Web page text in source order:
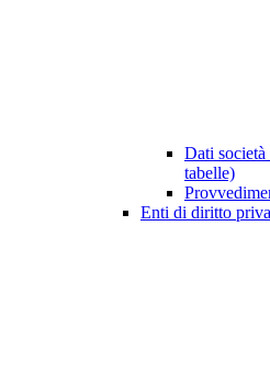
Dati società
tabelle)
Enti di diritto